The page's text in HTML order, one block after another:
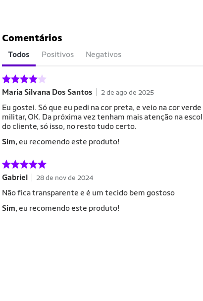
Comentários
Todos Positivos Negativos
Maria Silvana Dos Santos 2 de ago de 2025
Eu gostei. Só que eu pedi na cor preta, e veio na cor verde
militar, OK. Da próxima vez tenham mais atenção na
do cliente, só isso, no resto tudo certo.
Sim, eu recomendo este produto!
Gabriel 28 de nov de 2024
Não fica transparente e é um tecido bem gostoso
Sim, eu recomendo este produto!